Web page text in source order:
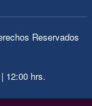
Reservados
12:00 hrs.